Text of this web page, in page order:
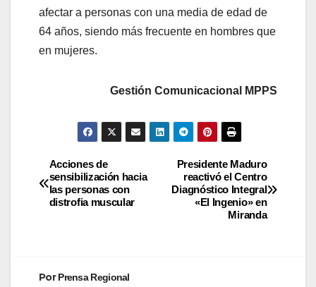
afectar a personas con una media de edad de
64 años, siendo más frecuente en hombres que
en mujeres.
Gestión Comunicacional MPPS
Presidente Maduro
reactivó el Centro
Diagnóstico Integral
«El Ingenio» en
Miranda
Acciones de
sensibilización hacia
las personas con
distrofia muscular
PorPrensa Regional